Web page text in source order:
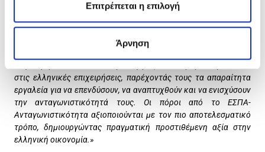
Επιτρέπεται η επιλογή
Άρνηση
«Το ΤΕΠΙΧ ΙΙΙ αποτελεί σήμερα ένα εξαιρετικά επιτυχημένο
επιχειρηματικότητας της Ελληνικής Αναπτυξιακής Τράπεζας. Η
πλήρης απορρόφηση των πόρων της 3ης φάσης ενίσχυσης του
στις ελληνικές επιχειρήσεις, παρέχοντάς τους τα απαραίτητα
εργαλεία για να επενδύσουν, να αναπτυχθούν και να ενισχύσουν
την ανταγωνιστικότητά τους. Οι πόροι από το ΕΣΠΑ-
Ανταγωνιστικότητα αξιοποιούνται με τον πιο αποτελεσματικό
τρόπο, δημιουργώντας πραγματική προστιθέμενη αξία στην
ελληνική οικονομία.»